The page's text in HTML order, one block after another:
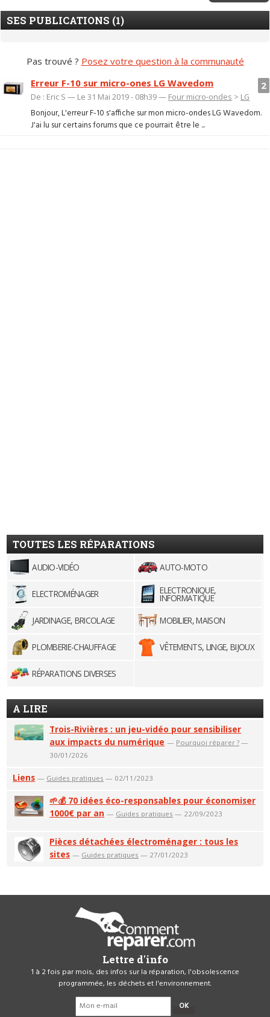
SES PUBLICATIONS (1)
Pas trouvé ? Posez votre question à la communauté
2
Erreur F-10 sur micro-ones LG Wavedom
De : Eric S — Le 31 Mai 2019 - 08h39 — Four micro-ondes > LG
Bonjour, L'erreur F-10 s'affiche sur mon micro-ondes LG Wavedom.
J'ai lu sur certains forums que ce pourrait être le ...
TOUTES LES RÉPARATIONS
AUDIO-VIDÉO AUTO-MOTO
ELECTROMÉNAGER ELECTRONIQUE,
INFORMATIQUE
JARDINAGE, BRICOLAGE
MOBILIER, MAISON
PLOMBERIE-CHAUFFAGE VÊTEMENTS, LINGE, BIJOUX
RÉPARATIONS DIVERSES
A LIRE
Trois-Rivières : un jeu-vidéo pour sensibiliser
aux impacts du numérique — Pourquoi réparer ? —
30/01/2026
Liens — Guides pratiques — 02/11/2023
🌱💰 70 idées éco-responsables pour économiser
1000€ par an — Guides pratiques — 22/09/2023
Pièces détachées électroménager : tous les
sites — Guides pratiques — 27/01/2023
Lettre d'info
1 à 2 fois par mois, des infos sur la réparation, l'obsolescence
programmée, les déchets et l'environnement.
OK